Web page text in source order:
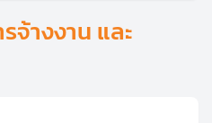
นทำความสะอาดเชิงพาณิชย์
Cares
ารดูแลผู้สูงอายุด้วยความ
จ้างงาน และ